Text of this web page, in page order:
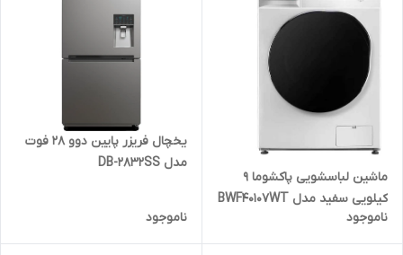
ماشین لباسشویی پاکشوما 9
کیلویی سفید مدل BWF40107WT
ناموجود
یخچال فریزر پایین دوو 28 فوت
مدل DB-2832SS
ناموجود